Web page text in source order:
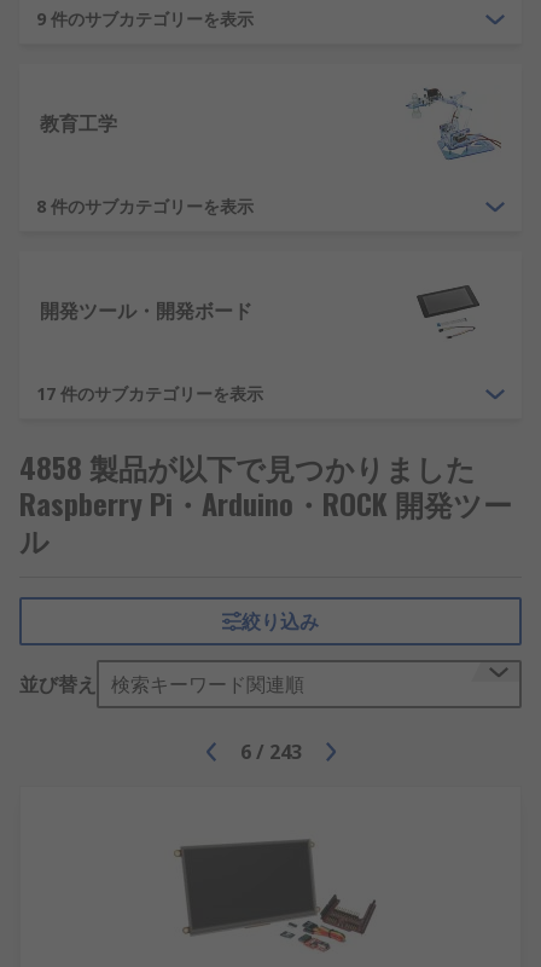
Raspberry Pi ボード
Raspberry Pi キット
：すぐに使えるように基
Raspberry Pi アクセサリ
Arduino
もう一つの業界リーダー、Arduino
ローラーのハードウェアとソフトウェアのどちらも
のプロジェクトやアプリケーションに使用されてい
ます。それらには、ロボット工学、プロトタイピン
グ、教育、ホームオートメーションや楽器などが含
まれます。
次のArduinoベースプロジェクトに向けての
Arduinoの人気商品を全て取り揃えており、
Arduino NanoやArduino Unoなどはプログラミ
ングの世界にすぐに飛び込むのに最適です。また機
なIoT向けボードも扱っています。
およびArduino互換製品も幅広くご用意していま
9 件のサブカテゴリーを表示
教育工学
8 件のサブカテゴリーを表示
開発ツール・開発ボード
17 件のサブカテゴリーを表示
4858 製品が以下で見つかりました
Raspberry Pi・Arduino・ROCK 開発ツー
ル
絞り込み
並び替え 検索キーワード関連順
6 / 243